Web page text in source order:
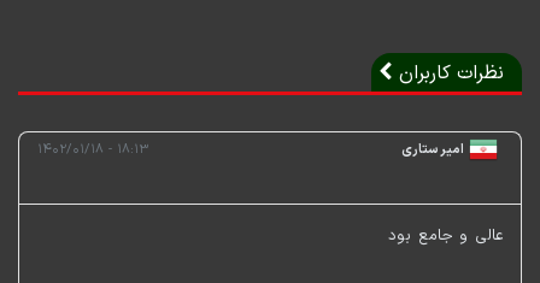
نظرات کاربران
امیر ستاری ۱۸:۱۳ - ۱۴۰۲/۰۱/۱۸
عالی و جامع بود